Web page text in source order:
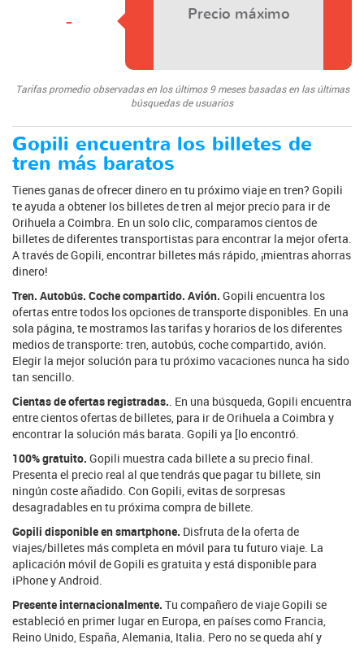
- Precio máximo
Tarifas promedio observadas en los últimos 9 meses basadas en las últimas
búsquedas de usuarios
Gopili encuentra los billetes de
tren más baratos
Tienes ganas de ofrecer dinero en tu próximo viaje en tren? Gopili
te ayuda a obtener los billetes de tren al mejor precio para ir de
Orihuela a Coimbra. En un solo clic, comparamos cientos de
billetes de diferentes transportistas para encontrar la mejor oferta.
A través de Gopili, encontrar billetes más rápido, ¡mientras ahorras
dinero!
Tren. Autobús. Coche compartido. Avión. Gopili encuentra los
ofertas entre todos los opciones de transporte disponibles. En una
sola página, te mostramos las tarifas y horarios de los diferentes
medios de transporte: tren, autobús, coche compartido, avión.
Elegir la mejor solución para tu próximo vacaciones nunca ha sido
tan sencillo.
Cientas de ofertas registradas. . En una búsqueda, Gopili encuentra
entre cientos ofertas de billetes, para ir de Orihuela a Coimbra y
encontrar la solución más barata. Gopili ya [lo encontró.
100% gratuito. Gopili muestra cada billete a su precio final.
Presenta el precio real al que tendrás que pagar tu billete, sin
ningún coste añadido. Con Gopili, evitas de sorpresas
desagradables en tu próxima compra de billete.
Gopili disponible en smartphone. Disfruta de la oferta de
viajes/billetes más completa en móvil para tu futuro viaje. La
aplicación móvil de Gopili es gratuita y está disponible para
iPhone y Android.
Presente internacionalmente. Tu compañero de viaje Gopili se
estableció en primer lugar en Europa, en países como Francia,
Reino Unido, España, Alemania, Italia. Pero no se queda ahí y